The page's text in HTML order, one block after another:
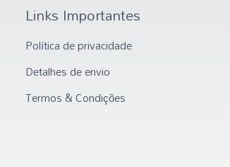
Links Importantes
Política de privacidade
Detalhes de envio
Termos & Condições